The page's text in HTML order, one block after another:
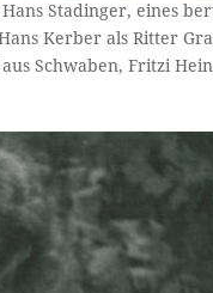
Stadinger, eines
Kerber als Ritter
Schwaben, Fritzi